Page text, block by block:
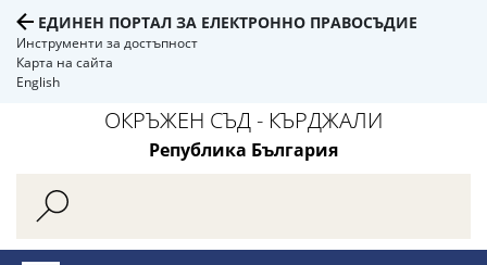
ЕДИНЕН ПОРТАЛ ЗА ЕЛЕКТРОННО ПРАВОСЪДИЕ
Инструменти за достъпност
Карта на сайта
English
ОКРЪЖЕН СЪД - КЪРДЖАЛИ
Република България